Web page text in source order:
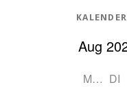
KALENDER
MO DI